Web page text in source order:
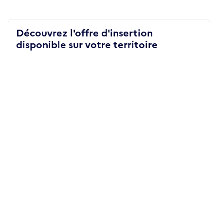
Découvrez l'offre d'insertion
disponible sur votre territoire